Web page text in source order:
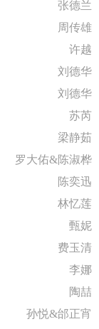
张德兰
周传雄
许越
刘德华
刘德华
苏芮
梁静茹
罗大佑&陈淑桦
陈奕迅
林忆莲
甄妮
费玉清
李娜
陶喆
孙悦&邰正宵